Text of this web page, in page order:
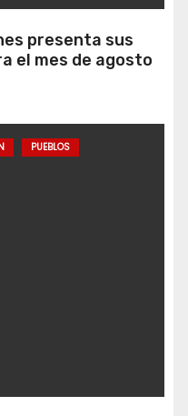
presenta sus
el mes de agosto
PUEBLOS